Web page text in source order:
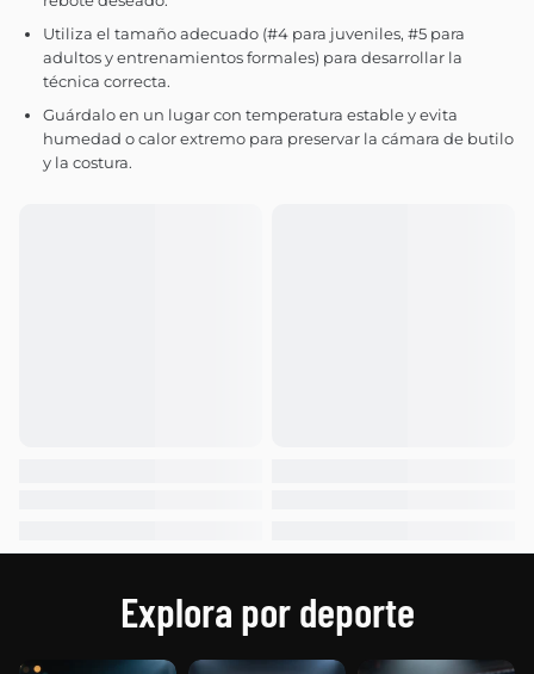
Utiliza el tamaño adecuado (#4 para juveniles, #5 para
adultos y entrenamientos formales) para desarrollar la
técnica correcta.
Guárdalo en un lugar con temperatura estable y evita
humedad o calor extremo para preservar la cámara de butilo
y la costura.
Explora por deporte